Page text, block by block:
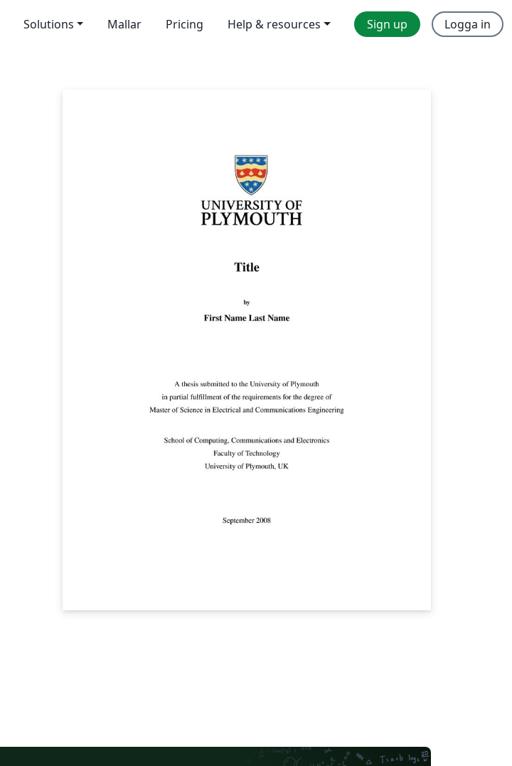
Solutions Mallar Pricing Help & resources Sign up Logga in